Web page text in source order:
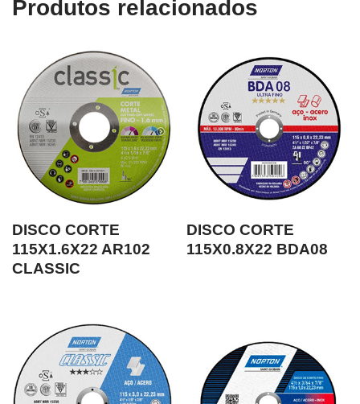
Produtos relacionados
DISCO CORTE
115X1.6X22 AR102
CLASSIC
DISCO CORTE
115X0.8X22 BDA08